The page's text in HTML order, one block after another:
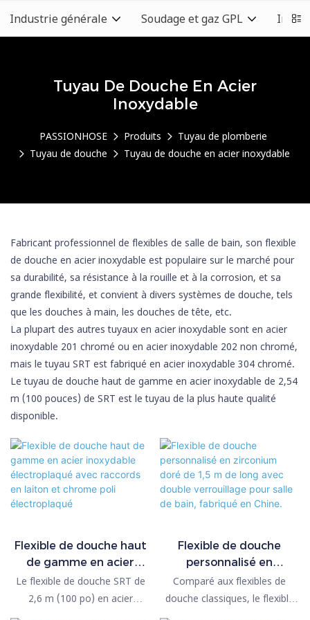
Industrie générale Soudage et gaz GPL
Tuyau De Douche En Acier
Inoxydable
PASSIONHOSE Produits
Tuyau de plomberie
Tuyau de douche
Tuyau de douche en acier inoxydable
Fabricant professionnel de flexibles de salle de bain, son flexible
de douche en acier inoxydable est populaire sur le marché pour
sa durabilité, sa résistance à la rouille et à la corrosion, et sa
grande flexibilité, et convient à divers systèmes de douche, tels
que les douches à main, les douches de tête, etc.
La plupart des autres tuyaux en acier inoxydable sont en acier
inoxydable 201 chromé ou en acier inoxydable 202 non chromé,
mais le tuyau SRT est fabriqué en acier inoxydable 304 chromé.
Le tuyau de douche haut de gamme en acier inoxydable de 2,54
m (100 pouces) de SRT est le tuyau de la plus haute qualité
disponible.
Flexible de douche haut
de gamme en acier
inoxydable
électroplaqué avec
Le flexible de douche SRT de
2,6 m (100 po) en acier
Flexible de douche
personnalisé en
zirconium doré de 1,5 m
de long avec double
Comparé aux flexibles de
douche classiques, le flexible
de douche en or zirconium à